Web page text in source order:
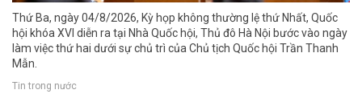
Thứ Ba, ngày 04/8/2026, Kỳ họp không thường lệ thứ Nhất, Quốc
hội khóa XVI diễn ra tại Nhà Quốc hội, Thủ đô Hà Nội bước vào ngày
làm việc thứ hai dưới sự chủ trì của Chủ tịch Quốc hội Trần Thanh
Mẫn.
Tin trong nước